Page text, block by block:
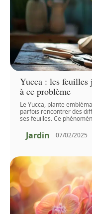
Yucca : les feuilles
à ce problème
Le Yucca, plante
parfois rencontrer des
ses feuilles. Ce
Jardin 07/02/2025